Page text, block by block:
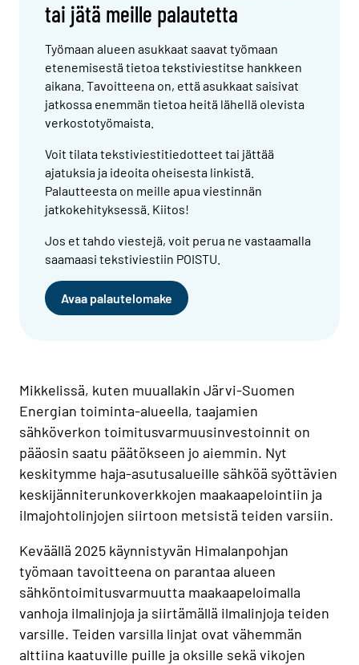
tai jätä meille palautetta
Työmaan alueen asukkaat saavat työmaan
etenemisestä tietoa tekstiviestitse hankkeen
aikana. Tavoitteena on, että asukkaat saisivat
jatkossa enemmän tietoa heitä lähellä olevista
verkostotyömaista.
Voit tilata tekstiviestitiedotteet tai jättää
ajatuksia ja ideoita oheisesta linkistä.
Palautteesta on meille apua viestinnän
jatkokehityksessä. Kiitos!
Jos et tahdo viestejä, voit perua ne vastaamalla
saamaasi tekstiviestiin POISTU.
Avaa palautelomake
Mikkelissä, kuten muuallakin Järvi-Suomen
Energian toiminta-alueella, taajamien
sähköverkon toimitusvarmuusinvestoinnit on
pääosin saatu päätökseen jo aiemmin. Nyt
keskitymme haja-asutusalueille sähköä syöttävien
keskijänniterunkoverkkojen maakaapelointiin ja
ilmajohtolinjojen siirtoon metsistä teiden varsiin.
Keväällä 2025 käynnistyvän Himalanpohjan
työmaan tavoitteena on parantaa alueen
sähköntoimitusvarmuutta maakaapeloimalla
vanhoja ilmalinjoja ja siirtämällä ilmalinjoja teiden
varsille. Teiden varsilla linjat ovat vähemmän
alttiina kaatuville puille ja oksille sekä vikojen